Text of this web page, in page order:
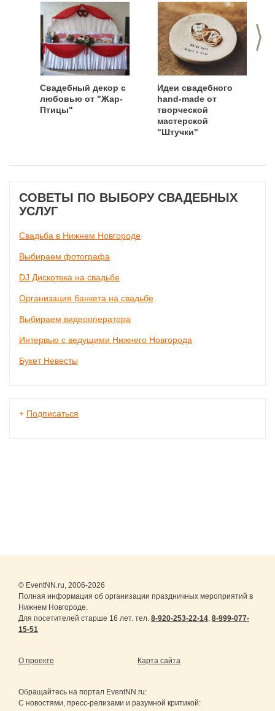
>
Свадебный декор с
любовью от "Жар-
Птицы"
Идеи свадебного
hand-made от
творческой
мастерской
"Штучки"
СОВЕТЫ ПО ВЫБОРУ СВАДЕБНЫХ
УСЛУГ
Свадьба в Нижнем Новгороде
Выбираем фотографа
DJ Дискотека на свадьбе
Организация банкета на свадьбе
Выбираем видеооператора
Интервью с ведущими Нижнего Новгорода
Букет Невесты
+ Подписаться
© EventNN.ru, 2006-2026
Полная информация об организации праздничных мероприятий в
Нижнем Новгороде.
Для посетителей старше 16 лет. тел. 8-920-253-22-14, 8-999-077-
15-51
О проекте Карта сайта
Обращайтесь на портал EventNN.ru:
С новостями, пресс-релизами и разумной критикой: